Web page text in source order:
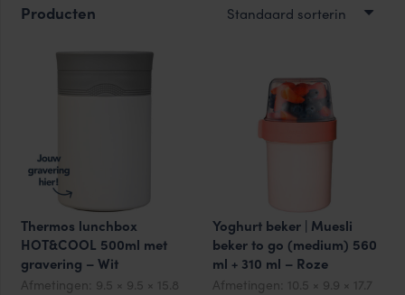
Producten
Thermos lunchbox
HOT&COOL 500ml met
gravering – Wit
Afmetingen: 9.5 × 9.5 × 15.8
Yoghurt beker | Muesli
beker to go (medium) 560
ml + 310 ml – Roze
Afmetingen:
10.5 × 9.9 × 17.7